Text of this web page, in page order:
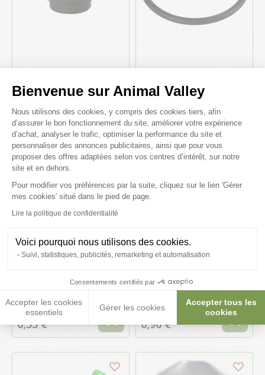
Bienvenue sur Animal Valley
Plateforme de Gestion du
Nous utilisons des cookies, y compris des cookies tiers, afin
d’assurer le bon fonctionnement du site, améliorer votre expérience
d’achat, analyser le trafic, optimiser la performance du site et
personnaliser des annonces publicitaires, ainsi que pour vous
proposer des offres adaptées selon vos centres d’intérêt, sur notre
site et en dehors.
Pour modifier vos préférences par la suite, cliquez sur le lien 'Gérer
mes cookies' situé dans le pied de page.
Lire la politique de confidentialité
Voici pourquoi nous utilisons des cookies.
Suivi, statistiques, publicités, remarketing et automatisation
Consentements certifiés par
Accepter les cookies
essentiels
Gérer les cookies
Accepter tous les
cookies
Axeptio consent
Bouchon nylon d’abreuvoir
pieds - River Systems
4,80 €
Joint d’étanchéité pour bouchon
et 30L sur pieds - River Systems
1,00 €
Raccord en T tuyau 8x14 mm -
0,55 €
Raccord en croix tuyau 8x14 mm
0,90 €